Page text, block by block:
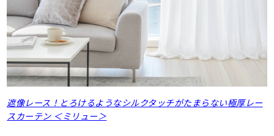
遮像レース！とろけるようなシルクタッチがたまらない極厚レー
スカーテン ＜ミリュー＞